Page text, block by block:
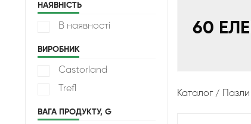
НАЯВНІСТЬ
В наявності
ВИРОБНИК
Castorland
Trefl
ВАГА ПРОДУКТУ, G
60
Каталог Пазли